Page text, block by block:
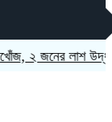
লাশ উদ্ধার